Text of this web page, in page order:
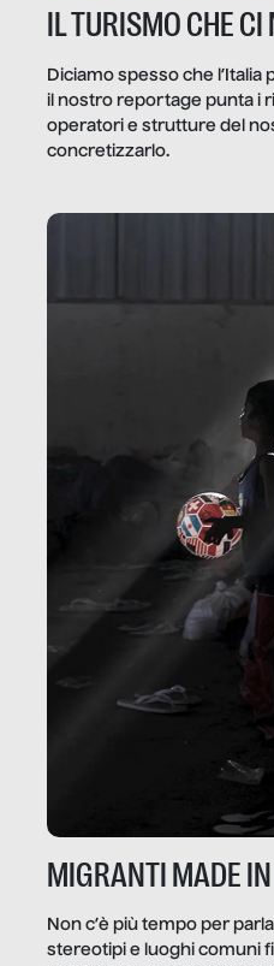
IL TURISMO CHE
Diciamo spesso che
il nostro reportage punta i
operatori e strutture del
concretizzarlo.
MIGRANTI MADE
Non c’è più tempo per
stereotipi e luoghi comuni